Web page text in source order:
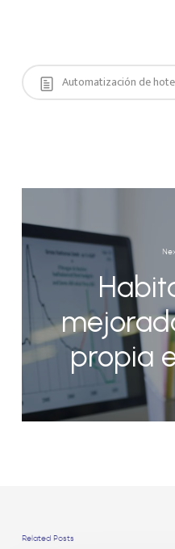
Automatización de
propia
Related Posts